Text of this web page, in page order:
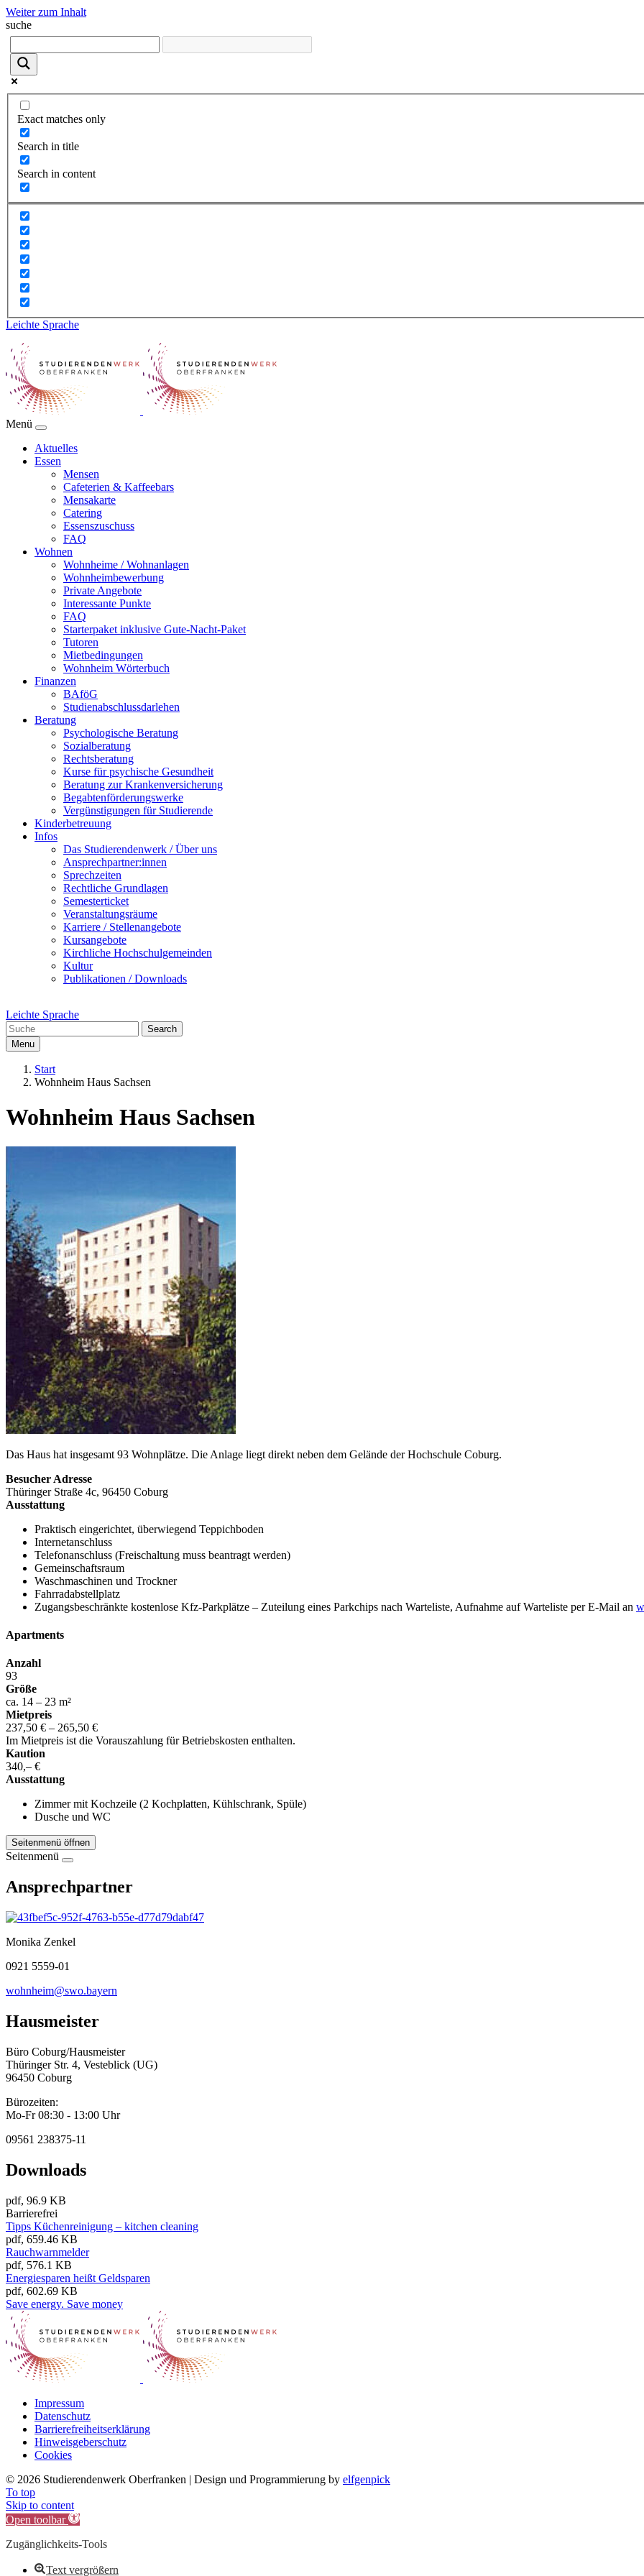
Weiter zum Inhalt
suche
Exact matches only
Search in title
Search in content
Leichte Sprache
Menü
Aktuelles
Essen
Mensen
Cafeterien & Kaffeebars
Mensakarte
Catering
Essenszuschuss
FAQ
Wohnen
Wohnheime / Wohnanlagen
Wohnheimbewerbung
Private Angebote
Interessante Punkte
FAQ
Starterpaket inklusive Gute-Nacht-Paket
Tutoren
Mietbedingungen
Wohnheim Wörterbuch
Finanzen
BAföG
Studienabschlussdarlehen
Beratung
Psychologische Beratung
Sozialberatung
Rechtsberatung
Kurse für psychische Gesundheit
Beratung zur Krankenversicherung
Begabtenförderungswerke
Vergünstigungen für Studierende
Kinderbetreuung
Infos
Das Studierendenwerk / Über uns
Ansprechpartner:innen
Sprechzeiten
Rechtliche Grundlagen
Semesterticket
Veranstaltungsräume
Karriere / Stellenangebote
Kursangebote
Kirchliche Hochschulgemeinden
Kultur
Publikationen / Downloads
Leichte Sprache
Search
Menu
Start
Wohnheim Haus Sachsen
Wohnheim Haus Sachsen
Das Haus hat insgesamt 93 Wohnplätze. Die Anlage liegt direkt neben dem Gelände der Hochschule Coburg.
Besucher Adresse
Thüringer Straße 4c, 96450 Coburg
Ausstattung
Praktisch eingerichtet, überwiegend Teppichboden
Internetanschluss
Telefonanschluss (Freischaltung muss beantragt werden)
Gemeinschaftsraum
Waschmaschinen und Trockner
Fahrradabstellplatz
Zugangsbeschränkte kostenlose Kfz-Parkplätze – Zuteilung eines Parkchips nach Warteliste, Aufnahme auf Warteliste per E-Mail an
Apartments
Anzahl
93
Größe
ca. 14 – 23 m²
Mietpreis
237,50 € – 265,50 €
Im Mietpreis ist die Vorauszahlung für Betriebskosten enthalten.
Kaution
340,– €
Ausstattung
Zimmer mit Kochzeile (2 Kochplatten, Kühlschrank, Spüle)
Dusche und WC
Seitenmenü öffnen
Seitenmenü
Ansprechpartner
Monika Zenkel
0921 5559-01
wohnheim@swo.bayern
Hausmeister
Büro Coburg/Hausmeister
Thüringer Str. 4, Vesteblick (UG)
96450 Coburg
Bürozeiten:
Mo-Fr 08:30 - 13:00 Uhr
09561 238375-11
Downloads
pdf, 96.9 KB
Barrierefrei
Tipps Küchenreinigung – kitchen cleaning
pdf, 659.46 KB
Rauchwarnmelder
pdf, 576.1 KB
Energiesparen heißt Geldsparen
pdf, 602.69 KB
Save energy. Save money
Impressum
Datenschutz
Barrierefreiheitserklärung
Hinweisgeberschutz
Cookies
© 2026 Studierendenwerk Oberfranken | Design und Programmierung by elfgenpick
To top
Skip to content
Open toolbar
Zugänglichkeits-Tools
Text vergrößern